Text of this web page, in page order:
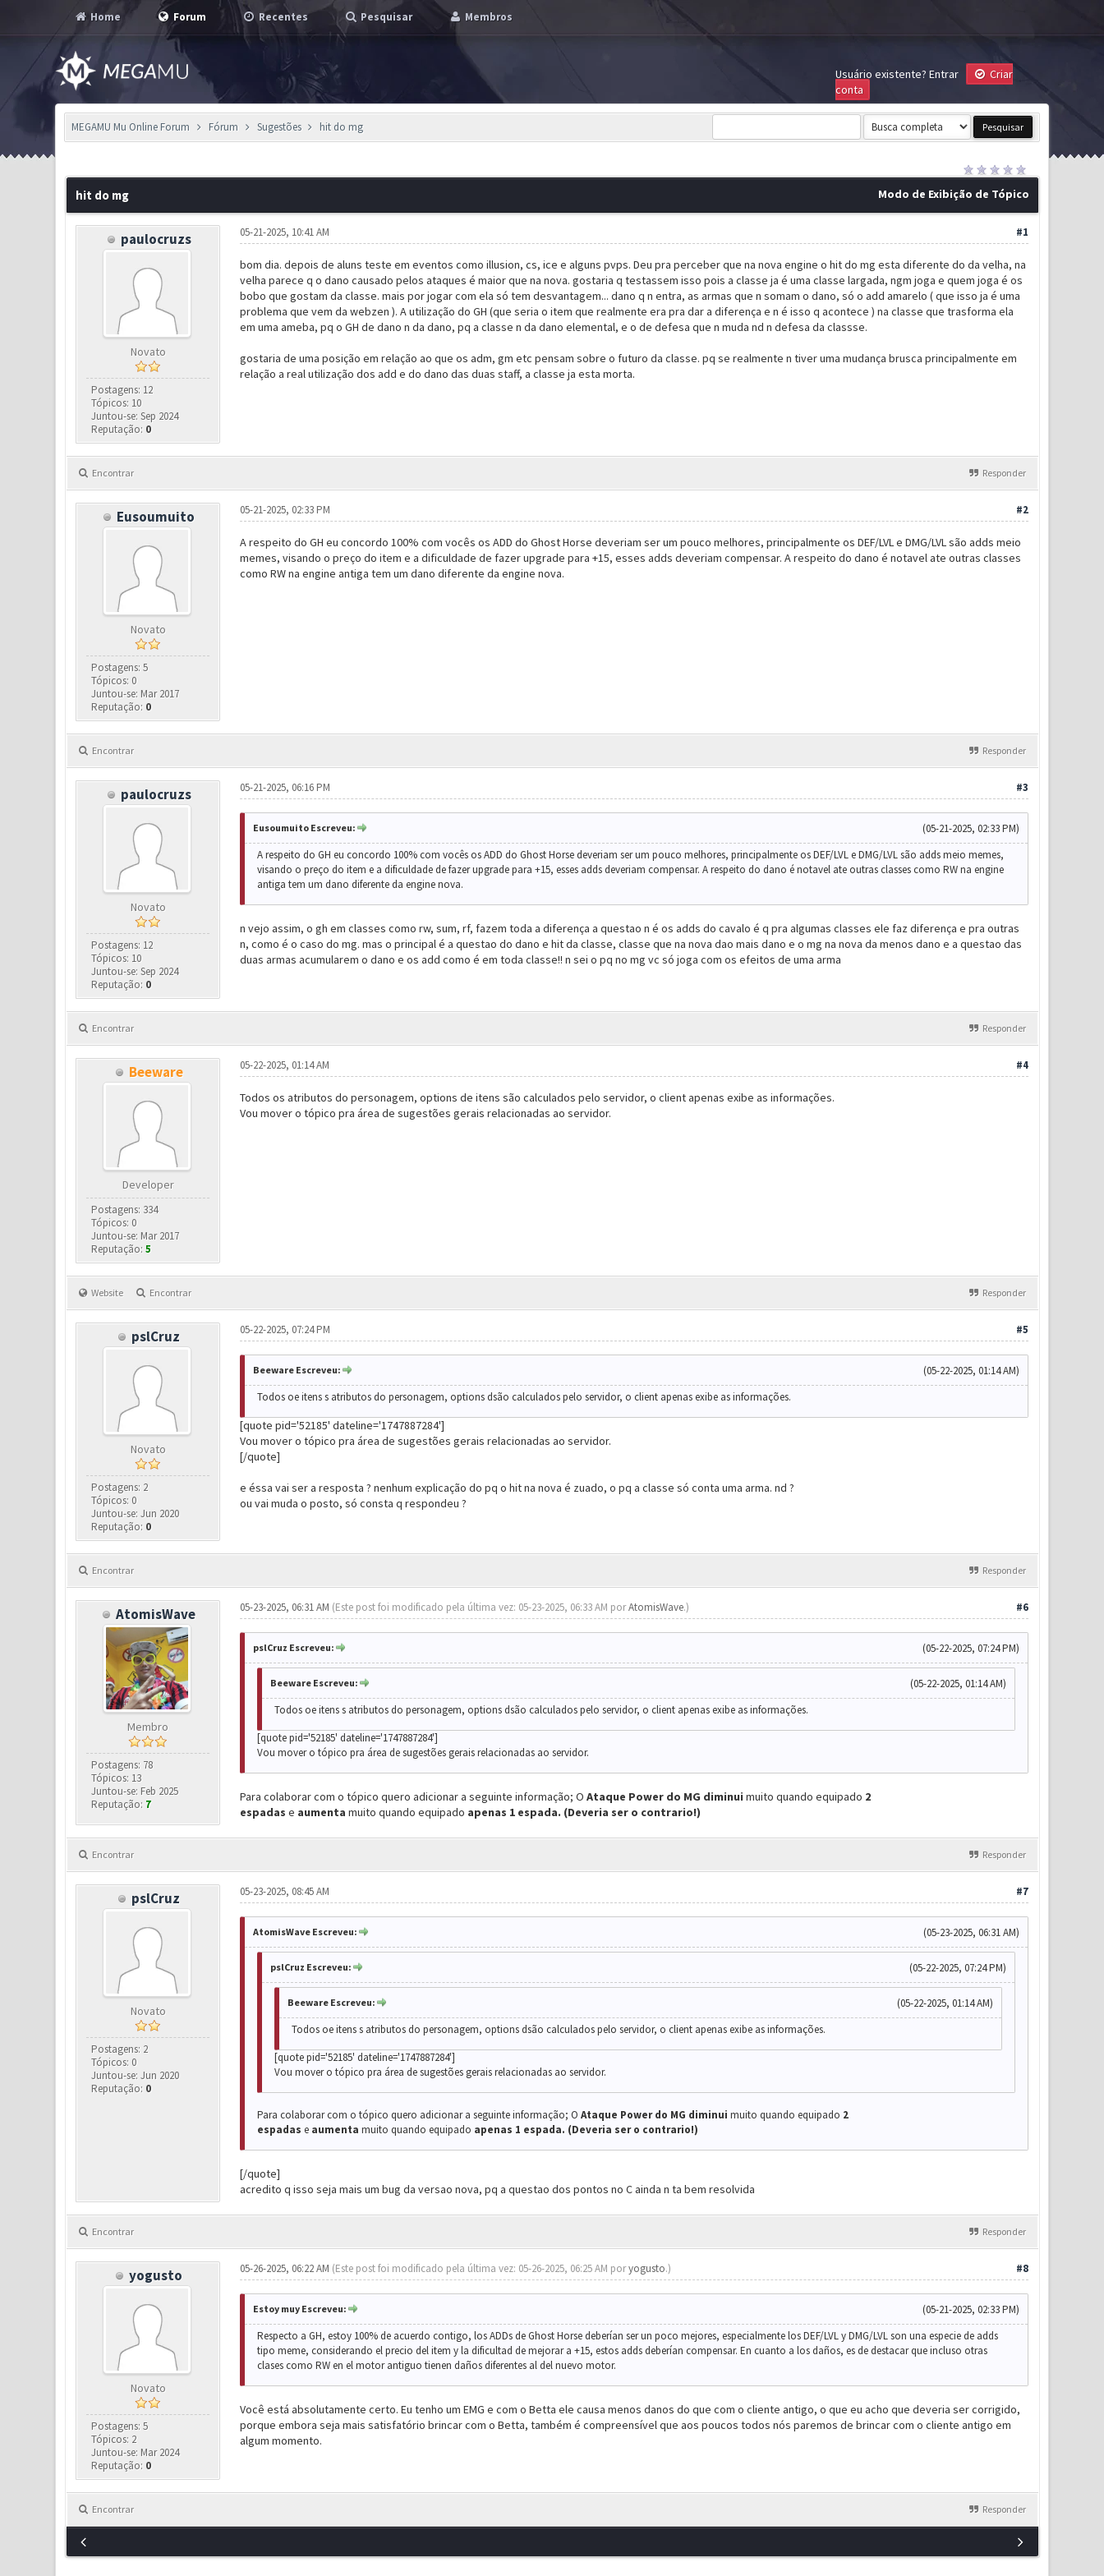
Home Forum Recentes Pesquisar Membros
Usuário existente? Entrar
Criar
conta
MEGAMU Mu Online Forum Fórum Sugestões hit do mg
Modo de Exibição de Tópico
hit do mg
paulocruzs
Novato
Postagens: 12
Tópicos: 10
Juntou-se: Sep 2024
Reputação: 0
#1
05-21-2025, 10:41 AM
bom dia. depois de aluns teste em eventos como illusion, cs, ice e alguns pvps. Deu pra perceber que na nova engine o hit do mg esta diferente do da velha, na
velha parece q o dano causado pelos ataques é maior que na nova. gostaria q testassem isso pois a classe ja é uma classe largada, ngm joga e quem joga é os
bobo que gostam da classe. mais por jogar com ela só tem desvantagem... dano q n entra, as armas que n somam o dano, só o add amarelo ( que isso ja é uma
problema que vem da webzen ). A utilização do GH (que seria o item que realmente era pra dar a diferença e n é isso q acontece ) na classe que trasforma ela
em uma ameba, pq o GH de dano n da dano, pq a classe n da dano elemental, e o de defesa que n muda nd n defesa da classse.
gostaria de uma posição em relação ao que os adm, gm etc pensam sobre o futuro da classe. pq se realmente n tiver uma mudança brusca principalmente em
relação a real utilização dos add e do dano das duas staff, a classe ja esta morta.
Encontrar Responder
Eusoumuito
Novato
Postagens: 5
Tópicos: 0
Juntou-se: Mar 2017
Reputação: 0
#2
05-21-2025, 02:33 PM
A respeito do GH eu concordo 100% com vocês os ADD do Ghost Horse deveriam ser um pouco melhores, principalmente os DEF/LVL e DMG/LVL são adds meio
memes, visando o preço do item e a dificuldade de fazer upgrade para +15, esses adds deveriam compensar. A respeito do dano é notavel ate outras classes
como RW na engine antiga tem um dano diferente da engine nova.
Encontrar Responder
paulocruzs
Novato
Postagens: 12
Tópicos: 10
Juntou-se: Sep 2024
Reputação: 0
#3
05-21-2025, 06:16 PM
(05-21-2025, 02:33 PM)
Eusoumuito Escreveu:
A respeito do GH eu concordo 100% com vocês os ADD do Ghost Horse deveriam ser um pouco melhores, principalmente os DEF/LVL e DMG/LVL são adds meio memes,
visando o preço do item e a dificuldade de fazer upgrade para +15, esses adds deveriam compensar. A respeito do dano é notavel ate outras classes como RW na engine
antiga tem um dano diferente da engine nova.
n vejo assim, o gh em classes como rw, sum, rf, fazem toda a diferença a questao n é os adds do cavalo é q pra algumas classes ele faz diferença e pra outras
n, como é o caso do mg. mas o principal é a questao do dano e hit da classe, classe que na nova dao mais dano e o mg na nova da menos dano e a questao das
duas armas acumularem o dano e os add como é em toda classe!! n sei o pq no mg vc só joga com os efeitos de uma arma
Encontrar Responder
Beeware
Developer
Postagens: 334
Tópicos: 0
Juntou-se: Mar 2017
Reputação:5
#4
05-22-2025, 01:14 AM
Todos os atributos do personagem, options de itens são calculados pelo servidor, o client apenas exibe as informações.
Vou mover o tópico pra área de sugestões gerais relacionadas ao servidor.
Website Encontrar Responder
pslCruz
Novato
Postagens: 2
Tópicos: 0
Juntou-se: Jun 2020
Reputação: 0
#5
05-22-2025, 07:24 PM
(05-22-2025, 01:14 AM)
Beeware Escreveu:
Todos oe itens s atributos do personagem, options dsão calculados pelo servidor, o client apenas exibe as informações.
[quote pid='52185' dateline='1747887284']
Vou mover o tópico pra área de sugestões gerais relacionadas ao servidor.
[/quote]
e éssa vai ser a resposta ? nenhum explicação do pq o hit na nova é zuado, o pq a classe só conta uma arma. nd ?
ou vai muda o posto, só consta q respondeu ?
Encontrar Responder
AtomisWave
Membro
Postagens: 78
Tópicos: 13
Juntou-se: Feb 2025
Reputação: 7
#6
05-23-2025, 06:31 AM (Este post foi modificado pela última vez: 05-23-2025, 06:33 AM porAtomisWave.)
(05-22-2025, 07:24 PM)
pslCruz Escreveu:
(05-22-2025, 01:14 AM)
Beeware Escreveu:
Todos oe itens s atributos do personagem, options dsão calculados pelo servidor, o client apenas exibe as informações.
[quote pid='52185' dateline='1747887284']
Vou mover o tópico pra área de sugestões gerais relacionadas ao servidor.
Para colaborar com o tópico quero adicionar a seguinte informação; O Ataque Power do MG diminui muito quando equipado 2
espadas e aumenta muito quando equipado apenas 1 espada. (Deveria ser o contrario!)
Encontrar Responder
pslCruz
Novato
Postagens: 2
Tópicos: 0
Juntou-se: Jun 2020
Reputação: 0
#7
05-23-2025, 08:45 AM
(05-23-2025, 06:31 AM)
AtomisWave Escreveu:
(05-22-2025, 07:24 PM)
pslCruz Escreveu:
(05-22-2025, 01:14 AM)
Beeware Escreveu:
Todos oe itens s atributos do personagem, options dsão calculados pelo servidor, o client apenas exibe as informações.
[quote pid='52185' dateline='1747887284']
Vou mover o tópico pra área de sugestões gerais relacionadas ao servidor.
Para colaborar com o tópico quero adicionar a seguinte informação; O Ataque Power do MG diminui muito quando equipado 2
espadas e aumenta muito quando equipado apenas 1 espada. (Deveria ser o contrario!)
[/quote]
acredito q isso seja mais um bug da versao nova, pq a questao dos pontos no C ainda n ta bem resolvida
Encontrar Responder
yogusto
Novato
Postagens: 5
Tópicos: 2
Juntou-se: Mar 2024
Reputação: 0
#8
05-26-2025, 06:22 AM (Este post foi modificado pela última vez: 05-26-2025, 06:25 AM poryogusto.)
(05-21-2025, 02:33 PM)
Estoy muy Escreveu:
Respecto a GH, estoy 100% de acuerdo contigo, los ADDs de Ghost Horse deberían ser un poco mejores, especialmente los DEF/LVL y DMG/LVL son una especie de adds
tipo meme, considerando el precio del item y la dificultad de mejorar a +15, estos adds deberían compensar. En cuanto a los daños, es de destacar que incluso otras
clases como RW en el motor antiguo tienen daños diferentes al del nuevo motor.
Você está absolutamente certo. Eu tenho um EMG e com o Betta ele causa menos danos do que com o cliente antigo, o que eu acho que deveria ser corrigido,
porque embora seja mais satisfatório brincar com o Betta, também é compreensível que aos poucos todos nós paremos de brincar com o cliente antigo em
algum momento.
Encontrar Responder